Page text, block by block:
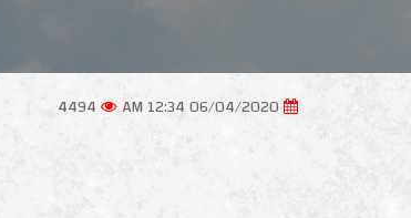
06/04/2020 12:34 AM
4494